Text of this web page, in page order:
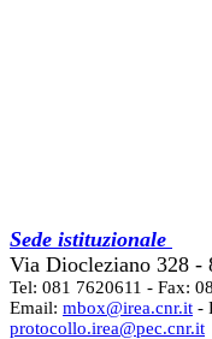
Sede istituzionale
Via Diocleziano 328 -
Tel: 081 7620611 - Fax:
Email: mbox@irea.cnr.it -
protocollo.irea@pec.cnr.it